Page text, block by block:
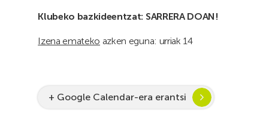
Klubeko bazkideentzat: SARRERA DOAN!
Izena emateko azken eguna: urriak 14
+ Google Calendar-era erantsi